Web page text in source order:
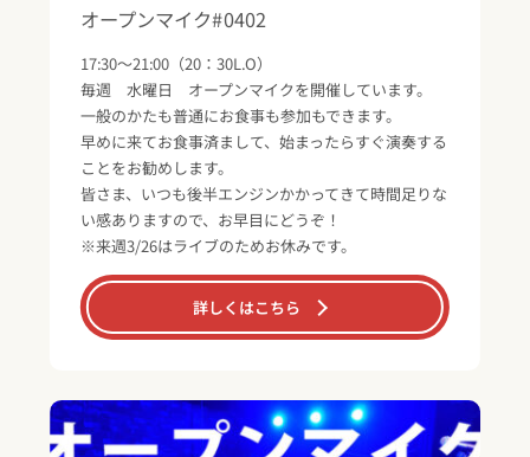
オープンマイク#0402
17:30～21:00（20：30L.O）
毎週 水曜日 オープンマイクを開催しています。
一般のかたも普通にお食事も参加もできます。
早めに来てお食事済まして、始まったらすぐ演奏する
ことをお勧めします。
皆さま、いつも後半エンジンかかってきて時間足りな
い感ありますので、お早目にどうぞ！
※来週3/26はライブのためお休みです。
詳しくはこちら